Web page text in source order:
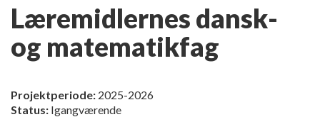
Læremidlernes dansk-
og matematikfag
Projektperiode: 2025-2026
Status: Igangværende